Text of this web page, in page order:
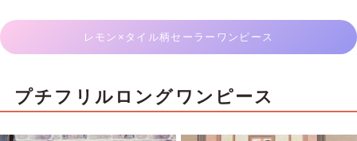
アイテムまで、たっぷりと伺いました！シーズンコンセプトと、カタログのポイントについて~axes femm
e 2023 SS collection 「ROMANCE LADY」~~axes femme 2023 SS collection 「ROMANCE LADY」 Sea
レモン×タイル柄セーラーワンピース
プチフリルロングワンピース